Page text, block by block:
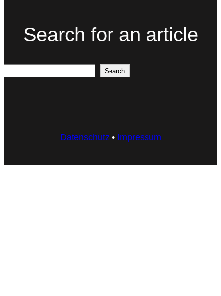
Search for an article
Search
Datenschutz • Impressum